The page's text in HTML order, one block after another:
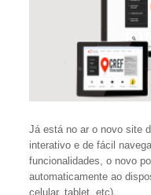
Já está no ar o novo site
interativo e de fácil
funcionalidades, o novo
automaticamente ao
celular, tablet, etc).